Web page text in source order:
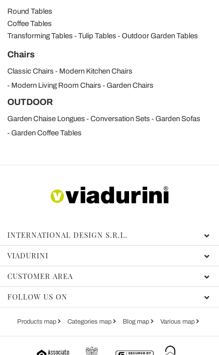
Round Tables
Coffee Tables
Transforming Tables
Tulip Tables Outdoor Garden Tables
Chairs
Classic Chairs
Modern Kitchen Chairs
Modern Living Room Chairs
Garden Chairs
OUTDOOR
Garden Chaise Longues Conversation Sets
Garden Sofas
Garden Coffee Tables
INTERNATIONAL DESIGN S.R.L.
VIADURINI
CUSTOMER AREA
FOLLOW US ON
Products map Categories map Blog map Various map